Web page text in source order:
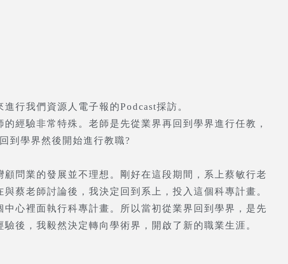
我們資源人電子報的Podcast採訪。
驗非常特殊。老師是先從業界再回到學界進行任教，
到學界然後開始進行教職?
問業的發展並不理想。剛好在這段期間，系上蔡敏行老
蔡老師討論後，我決定回到系上，投入這個科專計畫。
心裡面執行科專計畫。所以當初從業界回到學界，是先
後，我毅然決定轉向學術界，開啟了新的職業生涯。